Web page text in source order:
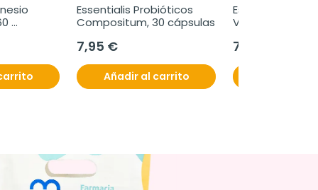
Essentialis Probióticos
Compositum, 30 cápsulas
7,95 €
Añadir al carrito
Essentialis
Vitamina K2, 60
7,99 €